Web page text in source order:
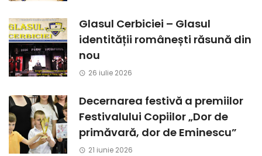
Glasul Cerbiciei – Glasul
identității românești răsună din
nou
26 iulie 2026
Decernarea festivă a premiilor
Festivalului Copiilor „Dor de
primăvară, dor de Eminescu”
21 iunie 2026